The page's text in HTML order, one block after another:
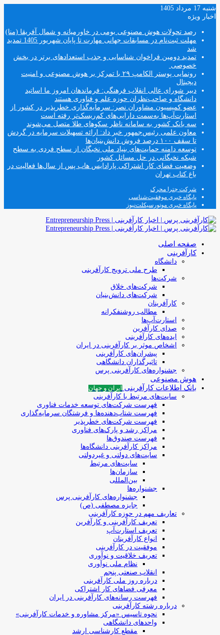
شنبه 17 مرداد 1405
اخبار ویژه
رصد تحولات هوش مصنوعی بومی در خاورمیانه و شمال آفریقا (منا)
مهلت ثبت‌نام در مسابقات جهانی مهارت تا پایان شهریور 1405 تمدید
شد
تمدید دومین فراخوان شناسایی و جذب استعدادهای برتر در بخش
خصوصی
رونمایی پوستر الکامپ ۲۹ با تمرکز بر هوش مصنوعی و امنیت
دیجیتال
دبیر شورای عالی انقلاب فرهنگی: فرماندهان امروز ما اساتید
دانشگاه و صاحب‌نظران حوزه علم و فناوری هستند
عضو کمیسیون مشاوران نصر: سرمایه‌گذاری خطرپذیر در کشور از
استارت‌آپ‌ها به‌سمت دارایی‌های کم‌ریسک‌تر رفته است
سه بانک کشور به سامانه ناظر سکوهای طلا متصل می‌شوند
معاون علمی رئیس‌جمهور خبر داد: ارائه تسهیلات سرمایه در گردش
تا سقف ۱۰۰ درصد فروش دانش‌بنیان‌ها
توسعه دامنه حمایت‌های بنیاد ملی نخبگان از سطح فردی به سطح
شبکه نخبگانی در حل مسائل کشور
وضعیت فضای کار اشتراکی پارادایس هاب پس از سال‌ها فعالیت در
باغ کتاب تهران
شرکت چترا محرک
پایگاه خبری موفقیت‌شناسی
پایگاه خبری موتورسیکلت‌نیوز
صفحه اصلی
کارآفرینی
دانشگاه
طرح ملی ترویج کارآفرینی
شرکت‌ها
شرکت‌های خلاق
شرکت‌های دانش‌بنیان
کارآفرینان
مطالب روشنفکرانه
استارت‌آپ‌ها
صدای کارآفرین
ایده‌های کارآفرینی
اشخاص موثر بر کارآفرینی در ایران
پیشران‌های کارآفرینی
تاثیرگذاران دانشگاهی
جشنواره‌های کارآفرینی‌ پرس
هوش مصنوعی
بانک اطلاعات کارآفرینی
ایران و جهان
سایت‌های مرتبط با کارآفرینی
فهرست شرکت‌های‌‌ توسعه‌ خدمات فناوری
فهرست شتاب‌دهنده‌ها‌ و فرشتگان‌ سرمایه‌گذاری
فهرست شرکت‌های خطرپذیر
مراکز رشد و پارک‌های فناوری
فهرست صندوق‌ها
مراکز کارآفرینی دانشگاه‌ها
سایت‌های دولتی و غیردولتی
سایت‌های مرتبط
سازمان‌ها
بین‌المللی
جشنواره‌ها
جشنواره‌های کارآفرینی‌ پرس
جایزه مصطفی (ص)
تعاریف مهم در حوزه کارآفرینی
تعریف کارآفرینی و کارآفرین
تعریف استارت‌آپ
انواع کارآفرینان
موفقیت در کارآفرینی
تعریف خلاقیت و نوآوری
نظام ملی نوآوری
انقلاب صنعتی پنجم
درباره روز ملی کارآفرینی
معرفی فضاهای کار اشتراکی
فهرست رسانه‌های کارآفرینی در ایران
درباره رشته کارآفرینی
نحوه تاسیس «مرکز مشاوره و خدمات کارآفرینی»
واحدهای دانشگاهی
مقطع کارشناسی ارشد